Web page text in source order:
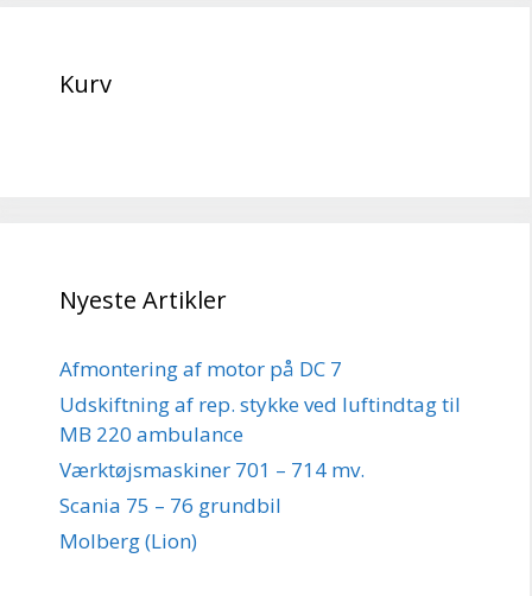
Kurv
Nyeste Artikler
Afmontering af motor på DC 7
Udskiftning af rep. stykke ved luftindtag til
MB 220 ambulance
Værktøjsmaskiner 701 – 714 mv.
Scania 75 – 76 grundbil
Molberg (Lion)